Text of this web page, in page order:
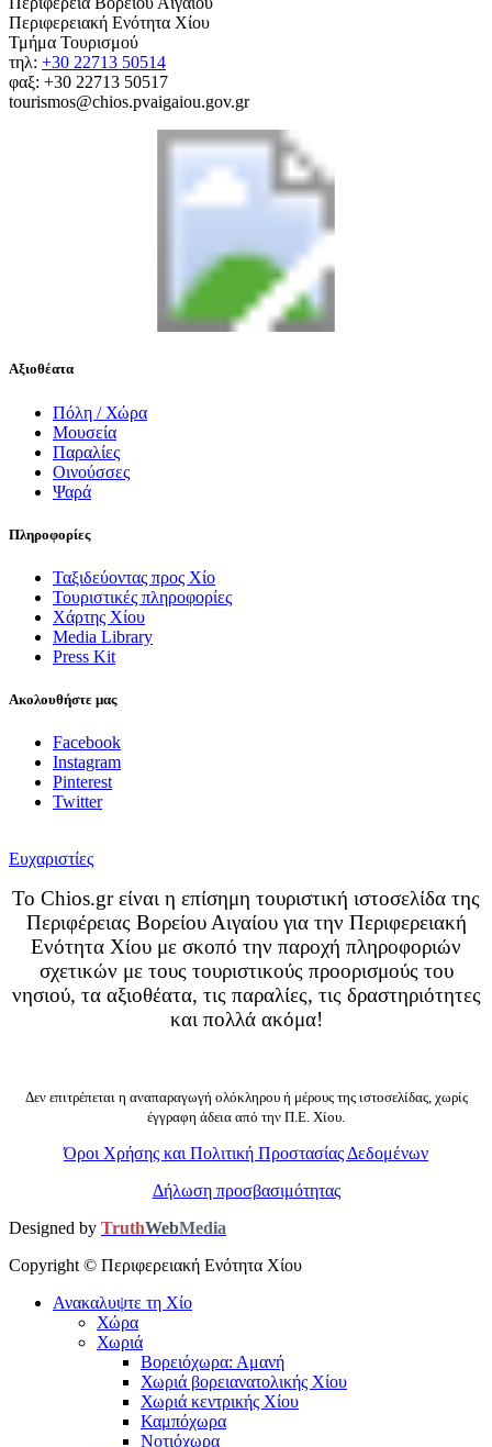
Περιφερειακή Ενότητα Χίου
Τμήμα Τουρισμού
τηλ: +30 22713 50514
φαξ: +30 22713 50517
tourismos@chios.pvaigaiou.gov.gr
Αξιοθέατα
Πόλη / Χώρα
Μουσεία
Παραλίες
Οινούσσες
Ψαρά
Πληροφορίες
Ταξιδεύοντας προς Χίο
Τουριστικές πληροφορίες
Χάρτης Χίου
Media Library
Press Kit
Ακολουθήστε μας
Facebook
Instagram
Pinterest
Twitter
Ευχαριστίες
Το Chios.gr είναι η επίσημη τουριστική ιστοσελίδα της
Περιφέρειας Βορείου Αιγαίου για την Περιφερειακή
Ενότητα Χίου με σκοπό την παροχή πληροφοριών
σχετικών με τους τουριστικούς προορισμούς του
νησιού, τα αξιοθέατα, τις παραλίες, τις δραστηριότητες
και πολλά ακόμα!
Δεν επιτρέπεται η αναπαραγωγή ολόκληρου ή μέρους της ιστοσελίδας, χωρίς
έγγραφη άδεια από την Π.Ε. Χίου.
Όροι Χρήσης και Πολιτική Προστασίας Δεδομένων
Δήλωση προσβασιμότητας
Designed by TruthWebMedia
Copyright © Περιφερειακή Ενότητα Χίου
Ανακαλυψτε τη Χίο
Χώρα
Χωριά
Βορειόχωρα: Αμανή
Χωριά βορειανατολικής Χίου
Χωριά κεντρικής Χίου
Καμπόχωρα
Νοτιόχωρα